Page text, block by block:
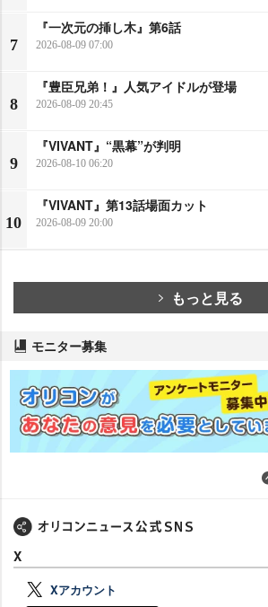
7
『一次元の挿し木』第6話
2026-08-09 07:00
8
『豊臣兄弟！』人気アイドルが登場
2026-08-09 20:45
9
『VIVANT』“黒幕”が判明
2026-08-10 06:20
10
『VIVANT』第13話場面カット
2026-08-09 20:00
もっと見る
モニター募集
X
Xアカウント